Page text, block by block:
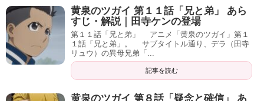
黄泉のツガイ 第１１話「兄と弟」 あら
すじ・解説｜田寺ケンの登場
第１１話「兄と弟」 アニメ「黄泉のツガイ」第１
１話「兄と弟」。 サブタイトル通り、デラ（田寺
リュウ）の異母兄弟「...
記事を読む
黄泉のツガイ 第８話「疑念と確信」 あ